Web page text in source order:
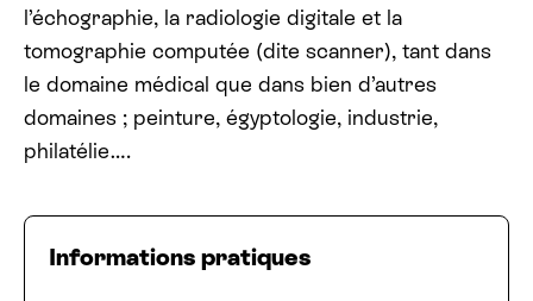
l’échographie, la radiologie digitale et la
tomographie computée (dite scanner), tant dans
le domaine médical que dans bien d’autres
domaines ; peinture, égyptologie, industrie,
philatélie….
Informations pratiques